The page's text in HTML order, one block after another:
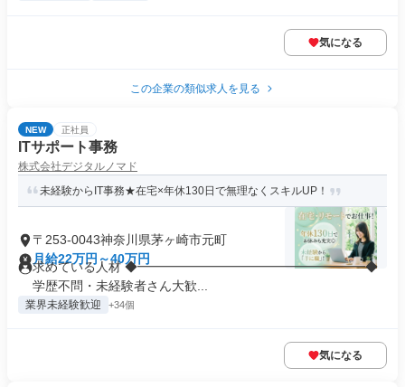
気になる
この企業の類似求人を見る
NEW 正社員
ITサポート事務
株式会社デジタルノマド
未経験からIT事務★在宅×年休130日で無理なくスキルUP！
〒253-0043神奈川県茅ヶ崎市元町
月給22万円～40万円
求めている人材 ◆━━━━━━━━━━━━━━━━━━◆
学歴不問・未経験者さん大歓...
業界未経験歓迎 +34個
気になる